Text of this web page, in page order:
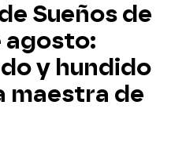
Sueños de
agosto:
y hundido
maestra de